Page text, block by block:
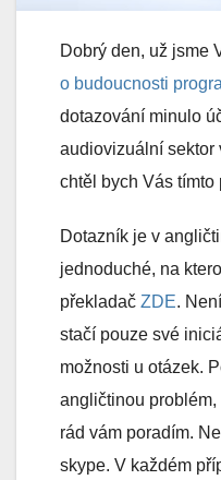
Dobrý den, už jsme
o budoucnosti
dotazování minulo
audiovizuální sektor
chtěl bych Vás
Dotazník je v
jednoduché, na
překladač ZDE.
stačí pouze své
možnosti u otázek.
angličtinou
rád vám poradím.
skype. V každém